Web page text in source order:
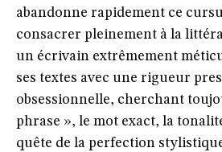
abandonne rapidement ce
consacrer pleinement à la
un écrivain extrêmement
ses textes avec une rigueur
obsessionnelle, cherchant
phrase », le mot exact, la
quête de la perfection